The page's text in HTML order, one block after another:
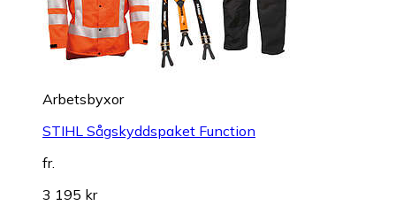
Arbetsbyxor
STIHL Sågskyddspaket Function
fr.
3 195 kr